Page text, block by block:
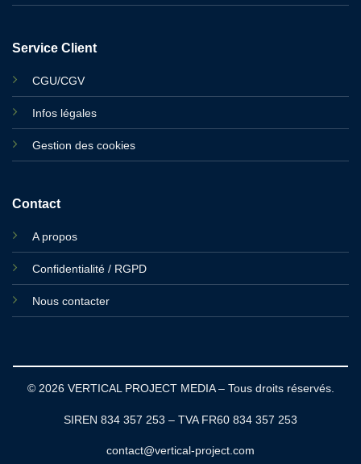
Service Client
CGU/CGV
Infos légales
Gestion des cookies
Contact
A propos
Confidentialité / RGPD
Nous contacter
© 2026 VERTICAL PROJECT MEDIA – Tous droits réservés.
SIREN 834 357 253 – TVA FR60 834 357 253
contact@vertical-project.com